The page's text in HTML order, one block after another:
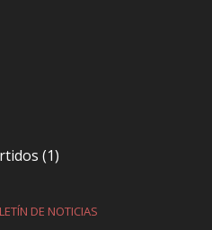
(1)
DE NOTICIAS